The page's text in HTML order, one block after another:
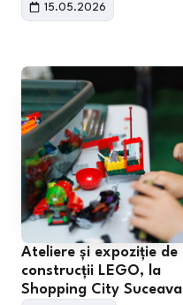
15.05.2026
Ateliere și expoziție de
construcții LEGO, la
Shopping City Suceava